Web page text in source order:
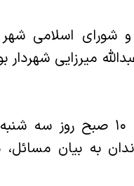
شورای اسلامی شهر
میرزایی
به بیان